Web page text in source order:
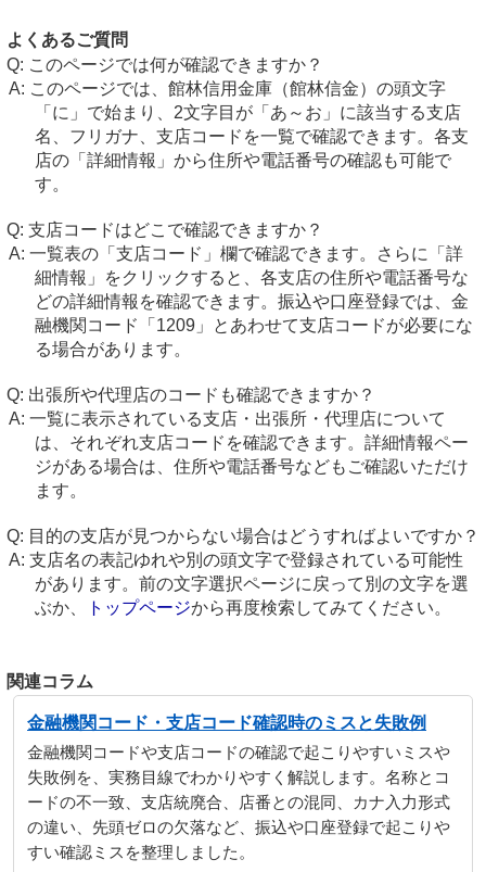
よくあるご質問
このページでは何が確認できますか？
このページでは、館林信用金庫（館林信金）の頭文字
「に」で始まり、2文字目が「あ～お」に該当する支店
名、フリガナ、支店コードを一覧で確認できます。各支
店の「詳細情報」から住所や電話番号の確認も可能で
す。
支店コードはどこで確認できますか？
一覧表の「支店コード」欄で確認できます。さらに「詳
細情報」をクリックすると、各支店の住所や電話番号な
どの詳細情報を確認できます。振込や口座登録では、金
融機関コード「1209」とあわせて支店コードが必要にな
る場合があります。
出張所や代理店のコードも確認できますか？
一覧に表示されている支店・出張所・代理店について
は、それぞれ支店コードを確認できます。詳細情報ペー
ジがある場合は、住所や電話番号などもご確認いただけ
ます。
目的の支店が見つからない場合はどうすればよいですか？
支店名の表記ゆれや別の頭文字で登録されている可能性
があります。前の文字選択ページに戻って別の文字を選
ぶか、
トップページから再度検索してみてください。
関連コラム
金融機関コード・支店コード確認時のミスと失敗例
金融機関コードや支店コードの確認で起こりやすいミスや
失敗例を、実務目線でわかりやすく解説します。名称とコ
ードの不一致、支店統廃合、店番との混同、カナ入力形式
の違い、先頭ゼロの欠落など、振込や口座登録で起こりや
すい確認ミスを整理しました。